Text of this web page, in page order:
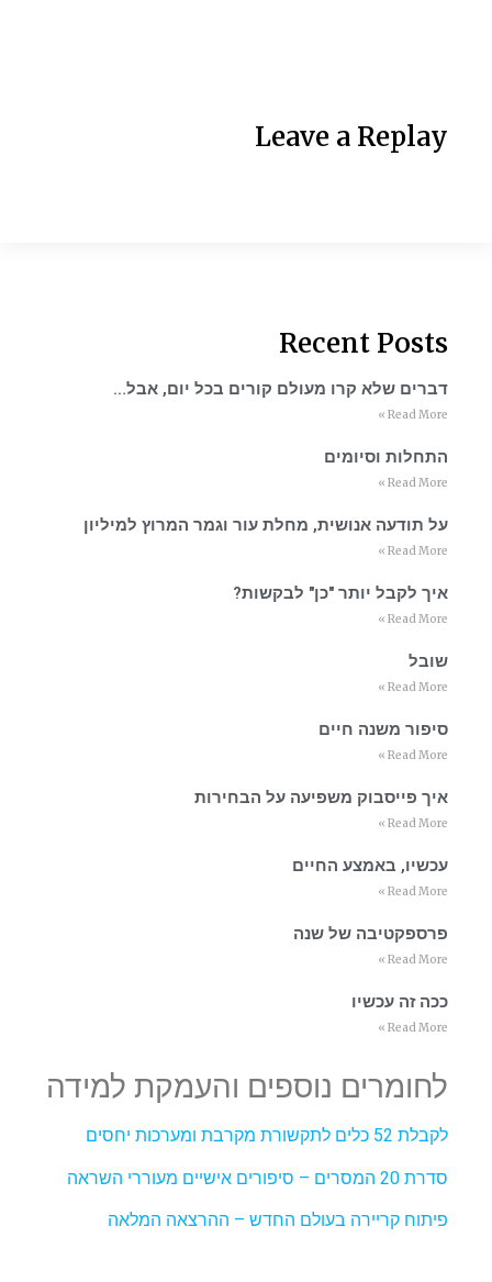
Leave a Replay
Recent Posts
דברים שלא קרו מעולם קורים בכל יום, אבל…
Read More »
התחלות וסיומים
Read More »
על תודעה אנושית, מחלת עור וגמר המרוץ למיליון
Read More »
איך לקבל יותר "כן" לבקשות?
Read More »
שובל
Read More »
סיפור משנה חיים
Read More »
איך פייסבוק משפיעה על הבחירות
Read More »
עכשיו, באמצע החיים
Read More »
פרספקטיבה של שנה
Read More »
ככה זה עכשיו
Read More »
לחומרים נוספים והעמקת למידה
לקבלת 52 כלים לתקשורת מקרבת ומערכות יחסים
סדרת 20 המסרים – סיפורים אישיים מעוררי השראה
פיתוח קריירה בעולם החדש – ההרצאה המלאה